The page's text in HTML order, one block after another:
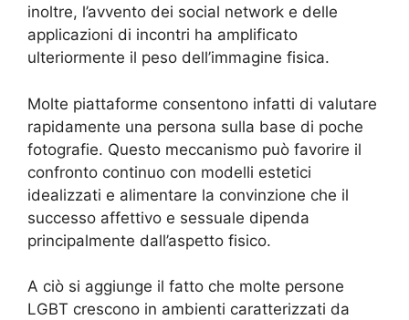
inoltre, l’avvento dei social network e delle
applicazioni di incontri ha amplificato
ulteriormente il peso dell’immagine fisica.
Molte piattaforme consentono infatti di valutare
rapidamente una persona sulla base di poche
fotografie. Questo meccanismo può favorire il
confronto continuo con modelli estetici
idealizzati e alimentare la convinzione che il
successo affettivo e sessuale dipenda
principalmente dall’aspetto fisico.
A ciò si aggiunge il fatto che molte persone
LGBT crescono in ambienti caratterizzati da